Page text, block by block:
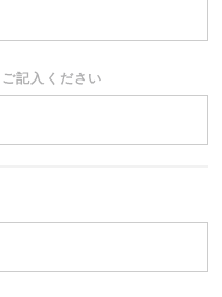
記入ください